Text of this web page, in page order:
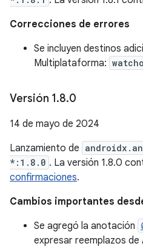
Correcciones de errores
Se incluyen destinos
Multiplataforma:
Versión 1.8.0
14 de mayo de 2024
Lanzamiento de
*:1.8.0 . La versión 1.8.0
confirmaciones.
Cambios importantes
Se agregó la anotación
expresar reemplazos de